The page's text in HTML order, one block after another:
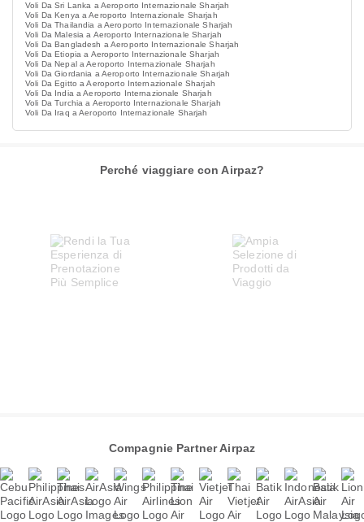
Voli Da Sri Lanka a Aeroporto Internazionale Sharjah
Voli Da Kenya a Aeroporto Internazionale Sharjah
Voli Da Thailandia a Aeroporto Internazionale Sharjah
Voli Da Malesia a Aeroporto Internazionale Sharjah
Voli Da Bangladesh a Aeroporto Internazionale Sharjah
Voli Da Etiopia a Aeroporto Internazionale Sharjah
Voli Da Nepal a Aeroporto Internazionale Sharjah
Voli Da Giordania a Aeroporto Internazionale Sharjah
Voli Da Egitto a Aeroporto Internazionale Sharjah
Voli Da India a Aeroporto Internazionale Sharjah
Voli Da Turchia a Aeroporto Internazionale Sharjah
Voli Da Iraq a Aeroporto Internazionale Sharjah
Perché viaggiare con Airpaz?
Compagnie Partner Airpaz